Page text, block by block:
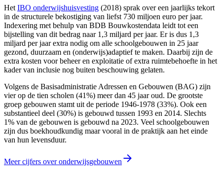
Het IBO onderwijshuisvesting (2018) sprak over een jaarlijks tekort
in de structurele bekostiging van liefst 730 miljoen euro per jaar.
Indexering met behulp van BDB Bouwkostendata leidt tot een
bijstelling van dit bedrag naar 1,3 miljard per jaar. Er is dus 1,3
miljard per jaar extra nodig om alle schoolgebouwen in 25 jaar
gezond, duurzaam en (onderwijs)adaptief te maken. Daarbij zijn de
extra kosten voor beheer en exploitatie of extra ruimtebehoefte in het
kader van inclusie nog buiten beschouwing gelaten.
Volgens de Basisadministratie Adressen en Gebouwen (BAG) zijn
vier op de tien scholen (41%) meer dan 45 jaar oud. De grootste
groep gebouwen stamt uit de periode 1946-1978 (33%). Ook een
substantieel deel (30%) is gebouwd tussen 1993 en 2014. Slechts
1% van de gebouwen is gebouwd na 2023. Veel schoolgebouwen
zijn dus boekhoudkundig maar vooral in de praktijk aan het einde
van hun levensduur.
Meer cijfers over onderwijsgebouwen